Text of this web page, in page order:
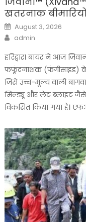
खतरनाक
Posted
on
August 3, 2026
Author
admin
हरिद्वार। बायर ने आज
फफूंदनाशक (फंगीसाइड)
जिसे उच्च-मूल्य वाली
मिल्ड्यू और लेट ब्लाइट जैसे
विकसित किया गया है।